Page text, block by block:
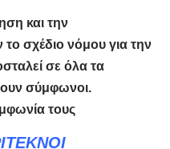
και την
το σχέδιο νόμου για την
σε όλα τα
σύμφωνοι.
τους